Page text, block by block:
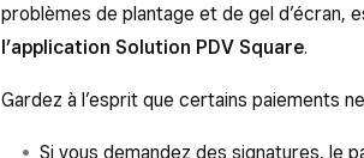
problèmes de plantage et de gel d’écran,
l’application Solution PDV Square.
Gardez à l’esprit que certains paiements
Si vous demandez des signatures, le